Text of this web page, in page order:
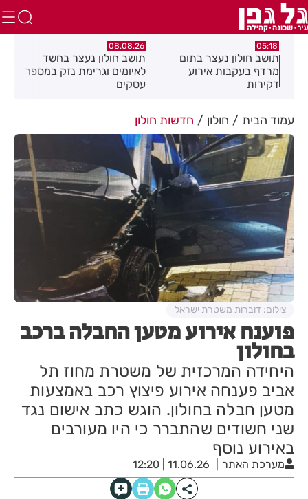
08.08.26
תושב חולון נעצר בחשד
לאיומים וגרימת נזק במספר
עסקים
07.08.26
פרשת ראה - להגיע לקומה
20 ולחזור!
עמוד הבית חולון חדשות חולון
פוענח אירוע מטען החבלה ברכב
בחולון
היחידה המרכזית של משטרת מחוז תל
אביב פענחה אירוע פיצוץ רכב באמצעות
מטען חבלה בחולון. הוגש כתב אישום נגד
שני חשודים שהתברר כי היו מעורבים
באירוע נוסף
מערכת האתר 11.06.26 | 12:20
צילום: דוברות משטרת ישראל